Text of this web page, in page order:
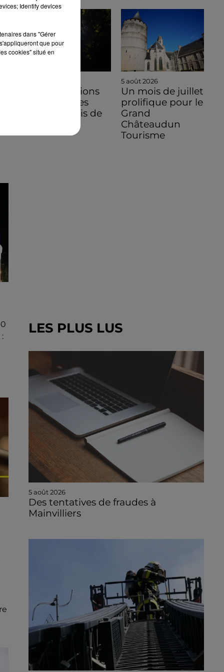
Des conditions
hors normes
pour le mois de
juillet 2026
5 août 2026
Un mois de juillet
prolifique pour le
Grand
Châteaudun
Tourisme
LES PLUS LUS
5 août 2026
Des tentatives de fraudes à
Mainvilliers
Identify devices
dans "Gérer
que pour
cookies" situé en